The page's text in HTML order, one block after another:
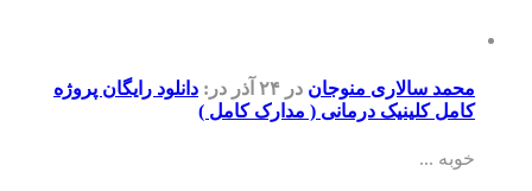
محمد سالاری منوجان در ۲۴ آذر در: دانلود رایگان پروژه
کامل کلینیک درمانی ( مدارک کامل )
خوبه ...